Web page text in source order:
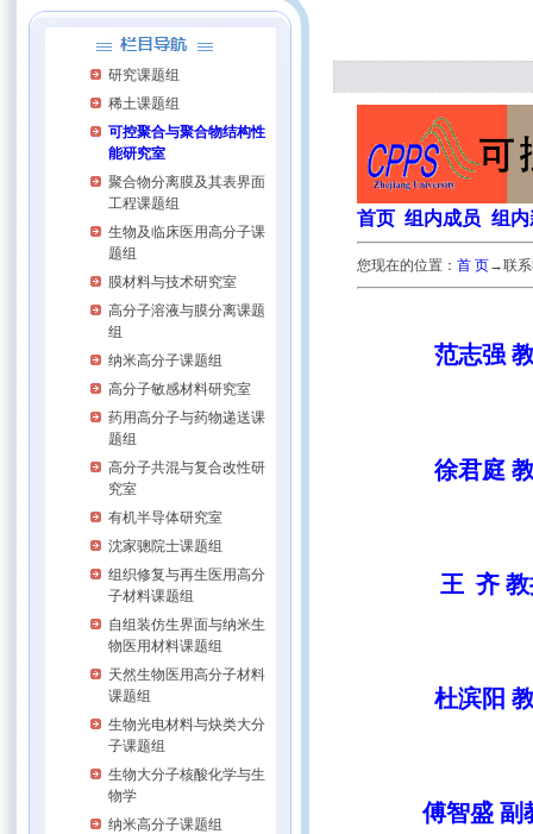
研究课题组
稀土课题组
可控聚合与聚合物结构性
能研究室
聚合物分离膜及其表界面
工程课题组
生物及临床医用高分子课
题组
膜材料与技术研究室
高分子溶液与膜分离课题
组
纳米高分子课题组
高分子敏感材料研究室
药用高分子与药物递送课
题组
高分子共混与复合改性研
究室
有机半导体研究室
沈家骢院士课题组
组织修复与再生医用高分
子材料课题组
自组装仿生界面与纳米生
物医用材料课题组
天然生物医用高分子材料
课题组
生物光电材料与炔类大分
子课题组
生物大分子核酸化学与生
物学
纳米高分子课题组
首页 组内成员 组
您现在的位置： 首 页→联系
范志强
徐君庭
王 齐
杜滨阳
傅智盛 副